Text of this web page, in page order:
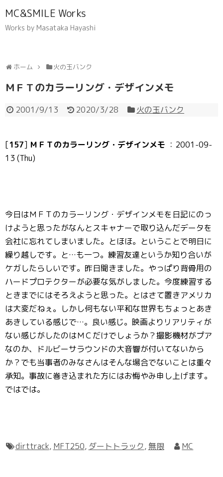
MC&SMILE Works
Works by Masataka Hayashi
ホーム 火の玉バンク
ＭＦＴのカラーリング・デザインメモ
2001/9/13 2020/3/28 火の玉バンク
[157] ＭＦＴのカラーリング・デザインメモ ：2001-09-
13 (Thu)
今日はＭＦＴのカラーリング・デザインメモを日記にのっ
けようと思ったがなんとスキャナーで取り込んだデータを
会社に忘れてしまいました。とほほ。ということで明日に
繰り越しです。と…も一つ。練習友達というか知り合いが
ケガしたらしいです。昨日聞きました。やっぱり背骨用の
ハードプロテクターが必要な気がしました。今度練習する
ときまでにはそろえようと思った。とはさて置きアメリカ
は大変だねぇ。しかし何もない平和な世界もちょっとあき
あきしている感じで…。良い感じ。映画よりリアリティが
ない感じがしたのはＭＣだけでしょうか？撮影機材がプア
なのか、ドルビーサラウンドの大音響が付いてないから
か？でも当事者のみなさんはそんな場合でないことは重々
承知。事故に巻き込まれた方にはお悔やみ申し上げます。
ではでは。
dirttrack, MFT250, ダートトラック, 無限 MC